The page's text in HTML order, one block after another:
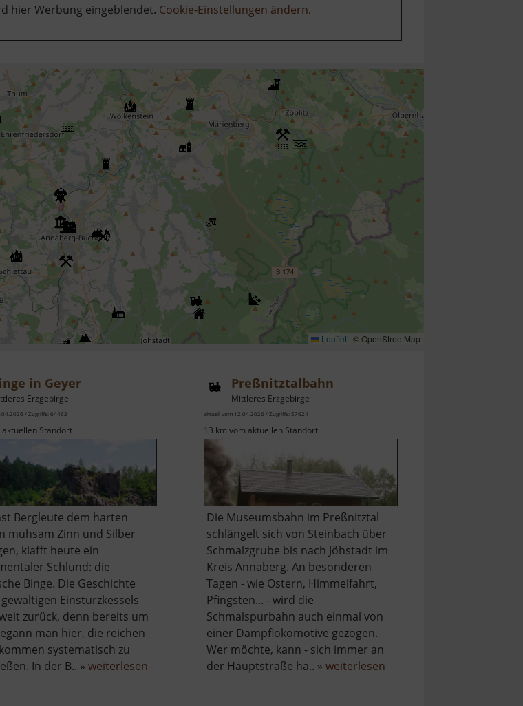
hier Werbung eingeblendet. Cookie-Einstellungen ändern.
Leaflet | © OpenStreetMap
in Geyer
Erzgebirge
/ Zugriffe: 64462
aktuellen Standort
Bergleute dem harten
mühsam Zinn und Silber
klafft heute ein
Schlund: die
Binge. Die Geschichte
Einsturzkessels
zurück, denn bereits um
man hier, die reichen
systematisch zu
In der B.. »weiterlesen
Preßnitztalbahn
Mittleres Erzgebirge
aktuell vom 12.04.2026 / Zugriffe: 57624
13 km vom aktuellen Standort
Die Museumsbahn im Preßnitztal
schlängelt sich von Steinbach über
Schmalzgrube bis nach Jöhstadt im
Kreis Annaberg. An besonderen
Tagen - wie Ostern, Himmelfahrt,
Pfingsten... - wird die
Schmalspurbahn auch einmal von
einer Dampflokomotive gezogen.
Wer möchte, kann - sich immer an
der Hauptstraße ha.. » weiterlesenüber